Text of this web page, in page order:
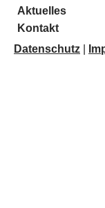
Aktuelles
Kontakt
Datenschutz